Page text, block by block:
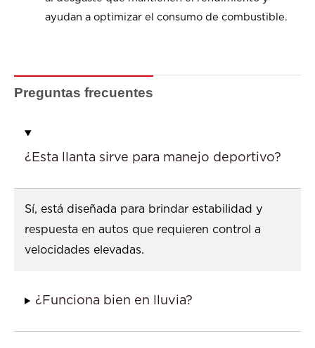
ayudan a optimizar el consumo de combustible.
Preguntas frecuentes
¿Esta llanta sirve para manejo deportivo?
Sí, está diseñada para brindar estabilidad y
respuesta en autos que requieren control a
velocidades elevadas.
¿Funciona bien en lluvia?